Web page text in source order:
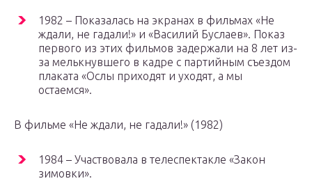
1982 – Показалась на экранах в фильмах «Не
ждали, не гадали!» и «Василий Буслаев». Показ
первого из этих фильмов задержали на 8 лет из-
за мелькнувшего в кадре с партийным съездом
плаката «Ослы приходят и уходят, а мы
остаемся».
В фильме «Не ждали, не гадали!» (1982)
1984 – Участвовала в телеспектакле «Закон
зимовки».